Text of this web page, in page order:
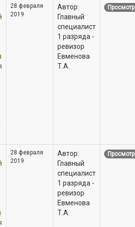
28 февраля
2019
Автор:
Главный
специалист
1 разряда -
ревизор
Евменова
Т.А.
28 февраля
2019
Автор:
Главный
специалист
1 разряда -
ревизор
Евменова
Т.А.